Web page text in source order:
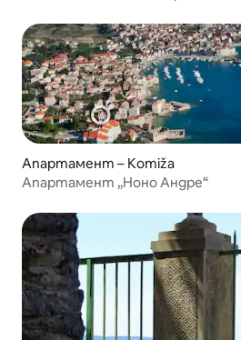
Апартамент – Komiža
Апартамент „Ноно Андре“